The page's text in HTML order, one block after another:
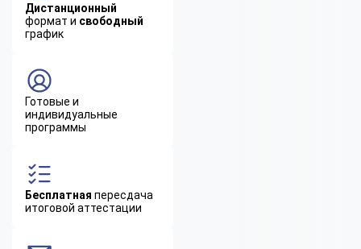
Дистанционный
формат и свободный
график
Готовые и
индивидуальные
программы
Бесплатная пересдача
итоговой аттестации